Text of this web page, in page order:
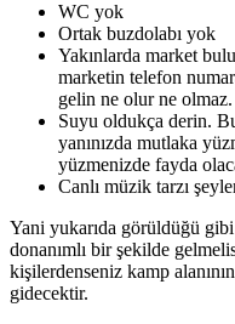
WC yok
Ortak buzdolabı yok
Yakınlarda market
marketin telefon
gelin ne olur ne olmaz.
Suyu oldukça derin.
yanınızda mutlaka
yüzmenizde fayda
Canlı müzik tarzı
Yani yukarıda görüldüğü
donanımlı bir şekilde
kişilerdenseniz kamp
gidecektir.